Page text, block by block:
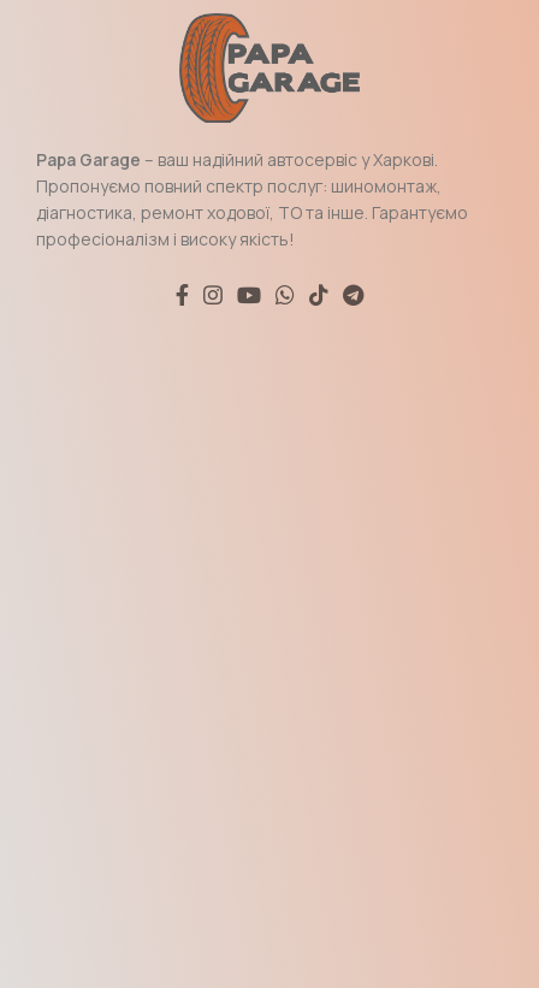
Papa Garage – ваш надійний автосервіс у Харкові.
Пропонуємо повний спектр послуг: шиномонтаж,
діагностика, ремонт ходової, ТО та інше. Гарантуємо
професіоналізм і високу якість!